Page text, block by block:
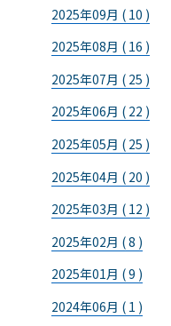
2025年09月 ( 10 )
2025年08月 ( 16 )
2025年07月 ( 25 )
2025年06月 ( 22 )
2025年05月 ( 25 )
2025年04月 ( 20 )
2025年03月 ( 12 )
2025年02月 ( 8 )
2025年01月 ( 9 )
2024年06月 ( 1 )